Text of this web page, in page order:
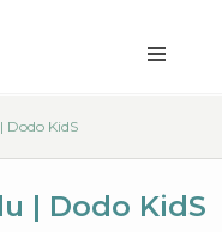
Dodo KidS
| Dodo KidS